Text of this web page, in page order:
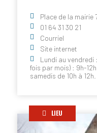
Place de la mairie
01 64 31 30 21
Courriel
Site internet
Lundi au vendredi
fois par mois) : 9h-
samedis de 10h à
LIEU